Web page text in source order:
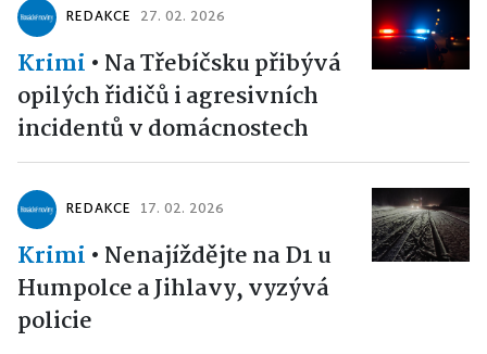
REDAKCE 27. 02. 2026
Krimi • Na Třebíčsku přibývá
opilých řidičů i agresivních
incidentů v domácnostech
REDAKCE 17. 02. 2026
Krimi • Nenajíždějte na D1 u
Humpolce a Jihlavy, vyzývá
policie